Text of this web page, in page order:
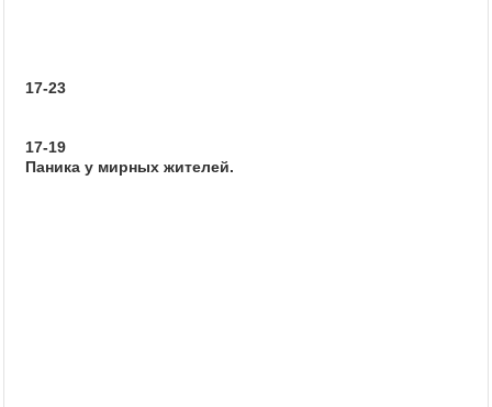
17-23
17-19
Паника у мирных жителей.